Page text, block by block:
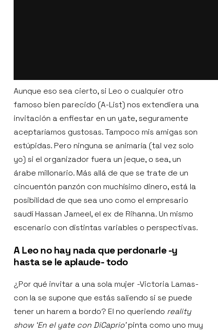
Aunque eso sea cierto, si Leo o cualquier otro
famoso bien parecido (A-List) nos extendiera una
invitación a enfiestar en un yate, seguramente
aceptaríamos gustosas. Tampoco mis amigas son
estúpidas. Pero ninguna se animaría (tal vez solo
yo) si el organizador fuera un jeque, o sea, un
árabe millonario. Más allá de que se trate de un
cincuentón panzón con muchísimo dinero, está la
posibilidad de que sea uno como el empresario
saudí Hassan Jameel, el ex de Rihanna. Un mismo
escenario con distintas variables o perspectivas.
A Leo no hay nada que perdonarle -y
hasta se le aplaude- todo
¿Por qué invitar a una sola mujer -Victoria Lamas-
con la se supone que estás saliendo si se puede
tener un harem a bordo? El no queriendo reality
show ‘En el yate con DiCaprio’pinta como uno muy